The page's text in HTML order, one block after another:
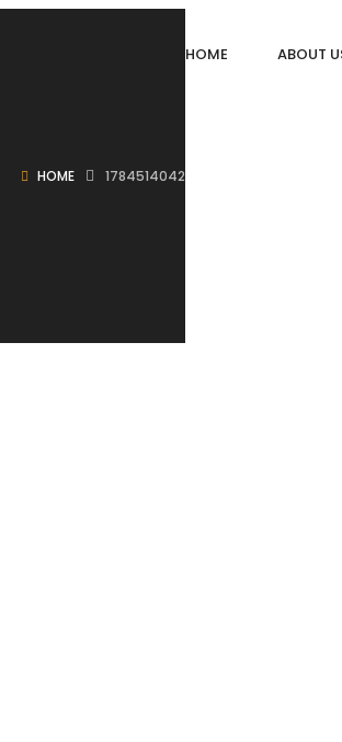
HOME ABOUT
HOME 1784514042